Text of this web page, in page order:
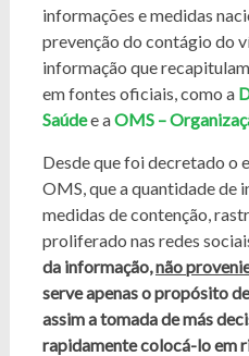
informações e medidas
prevenção do contágio do
informação que
em fontes oficiais, como a
Saúdee aOMS –
Desde que foi decretado o
OMS, que a quantidade de
medidas de contenção,
proliferado nas redes
da informação,não
serve apenas o propósito
assim a tomada de más
rapidamente colocá-lo em